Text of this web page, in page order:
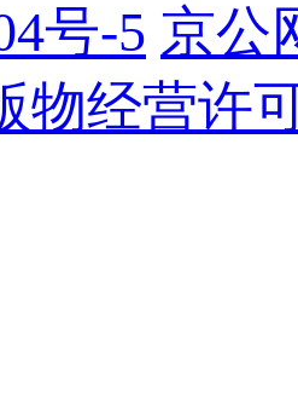
号-5 京公
物经营许